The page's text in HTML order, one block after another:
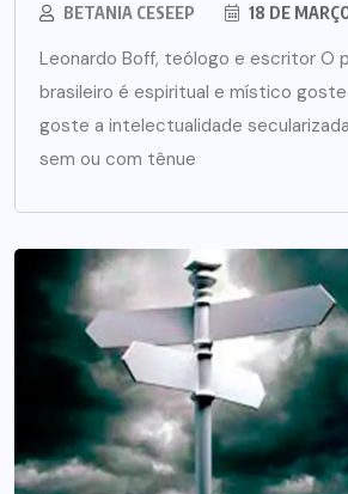
BETANIA CESEEP 18 DE
Leonardo Boff, teólogo e escritor O
brasileiro é espiritual e místico goste
goste a intelectualidade
sem ou com tênue